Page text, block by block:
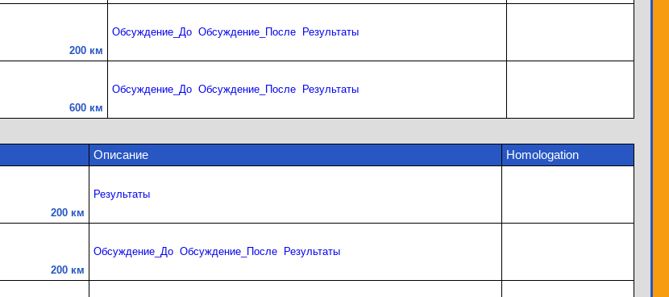
200 км
Обсуждение_До Обсуждение_После Результаты
600 км
Обсуждение_До Обсуждение_После Результаты
Описание Homologation
200 км
Результаты
200 км
Обсуждение_До Обсуждение_После Результаты